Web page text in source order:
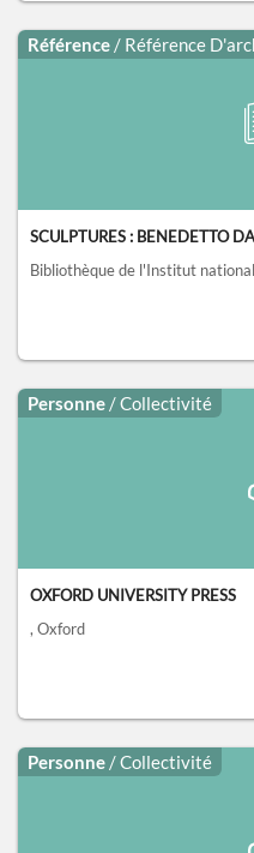
Référence / Référence
SCULPTURES : BENEDETTO
Personne / Collectivité
OXFORD UNIVERSITY PRESS
, Oxford
Personne / Collectivité